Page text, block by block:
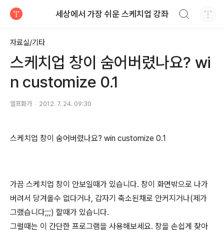
세상에서 가장 쉬운 스케치업 강좌
자료실/기타
스케치업 창이 숨어버렸나요? wi
n customize 0.1
엘프화가 2012. 7. 24. 09:30
스케치업 창이 숨어버렸나요? win customize 0.1
가끔 스케치업 창이 안보일때가 있습니다. 창이 화면밖으로 나가
버려서 당겨올수 없다거나, 갑자기 축소된채로 안커지거나(제가
그랬습니다;;;) 할때가 있습니다.
그럴때는 이 간단한 프로그램을 사용해보세요. 창을 손쉽게 찾아